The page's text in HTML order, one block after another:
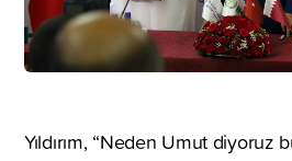
Yıldırım, “Neden Umut diyoruz